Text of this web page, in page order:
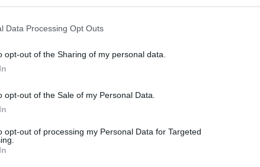
Data Processing Opt Outs
opt-out of the Sharing of my personal data.
opt-out of the Sale of my Personal Data.
opt-out of processing my Personal Data for Targeted
Kecskeméten is szakirányú